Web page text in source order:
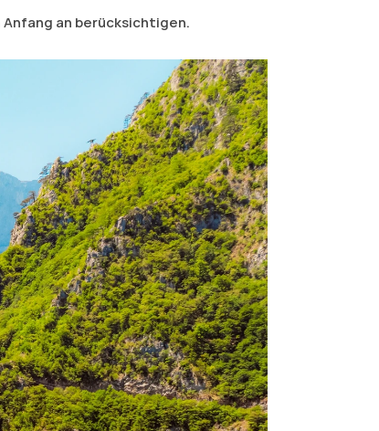
an berücksichtigen.